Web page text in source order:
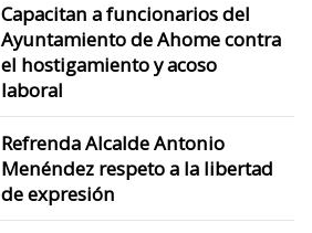
Capacitan a funcionarios del
Ayuntamiento de Ahome contra
el hostigamiento y acoso
laboral
Refrenda Alcalde Antonio
Menéndez respeto a la libertad
de expresión